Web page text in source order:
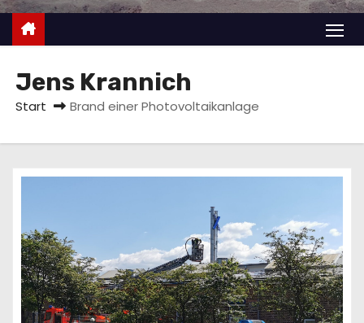
n
Jens Krannich
Start Brand einer Photovoltaikanlage